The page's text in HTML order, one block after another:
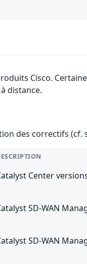
Cisco.
distance.
des correctifs (cf.
Center
SD-WAN
SD-WAN